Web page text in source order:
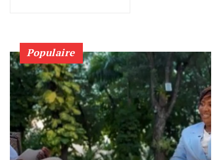
Populaire